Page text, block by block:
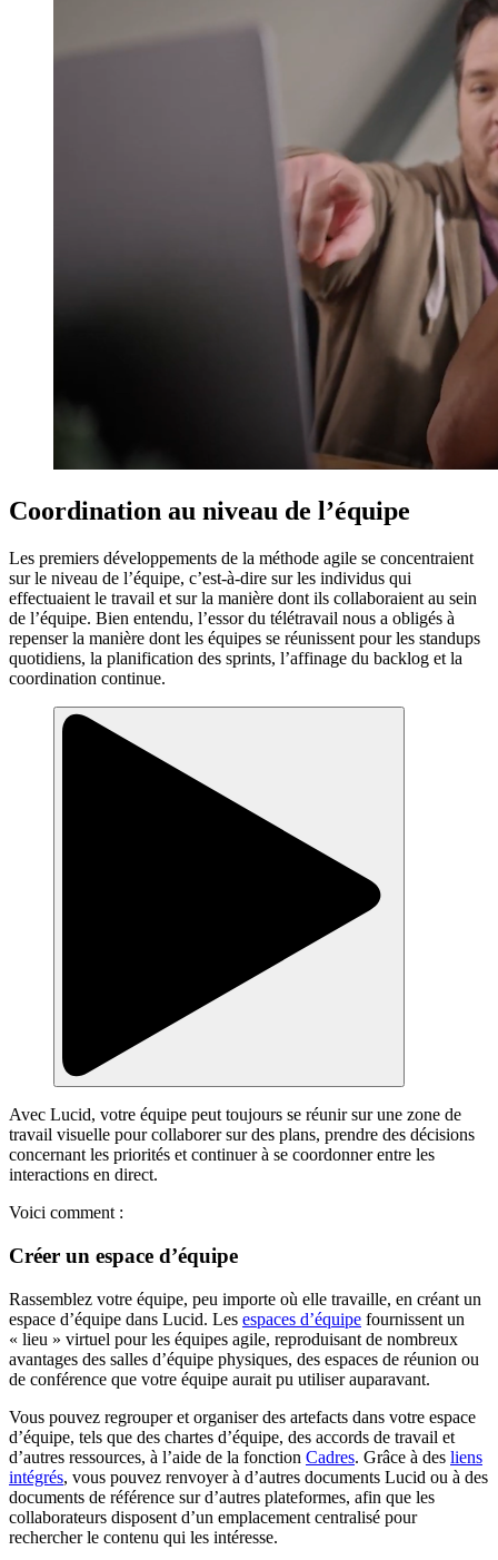
Coordination au niveau de l’équipe
Les premiers développements de la méthode agile se concentraient
sur le niveau de l’équipe, c’est-à-dire sur les individus qui
effectuaient le travail et sur la manière dont ils collaboraient au sein
de l’équipe. Bien entendu, l’essor du télétravail nous a obligés à
repenser la manière dont les équipes se réunissent pour les standups
quotidiens, la planification des sprints, l’affinage du backlog et la
coordination continue.
Avec Lucid, votre équipe peut toujours se réunir sur une zone de
travail visuelle pour collaborer sur des plans, prendre des décisions
concernant les priorités et continuer à se coordonner entre les
interactions en direct.
Voici comment :
Créer un espace d’équipe
Rassemblez votre équipe, peu importe où elle travaille, en créant un
espace d’équipe dans Lucid. Les espaces d’équipe fournissent un
« lieu » virtuel pour les équipes agile, reproduisant de nombreux
avantages des salles d’équipe physiques, des espaces de réunion ou
de conférence que votre équipe aurait pu utiliser auparavant.
Vous pouvez regrouper et organiser des artefacts dans votre espace
d’équipe, tels que des chartes d’équipe, des accords de travail et
d’autres ressources, à l’aide de la fonction Cadres. Grâce à des liens
intégrés, vous pouvez renvoyer à d’autres documents Lucid ou à des
documents de référence sur d’autres plateformes, afin que les
collaborateurs disposent d’un emplacement centralisé pour
rechercher le contenu qui les intéresse.